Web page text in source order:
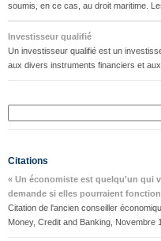
soumis, en ce cas, au droit maritime.
Investisseur qualifié
Un investisseur qualifié est un
aux divers instruments financiers et
Citations
« Un économiste est quelqu'un qui
demande si elles pourraient
Citation de l'ancien conseiller
Money, Credit and Banking, Novembre